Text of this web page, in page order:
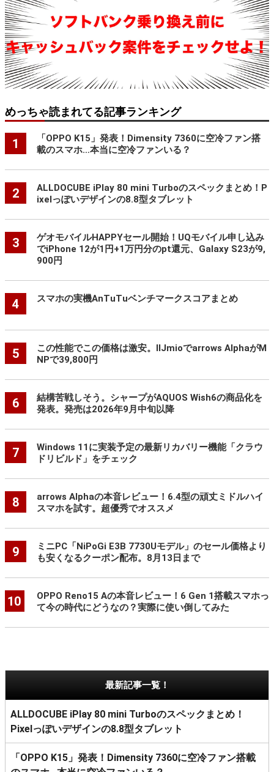
めっちゃ読まれてる記事ランキング
1
「OPPO K15」発表！Dimensity 7360に空冷ファン搭
載のスマホ…本当に空冷ファンいる？
2
ALLDOCUBE iPlay 80 mini Turboのスペックまとめ！P
ixelっぽいデザインの8.8型タブレット
3
ゲオモバイルHAPPYセール開始！UQモバイル申し込み
でiPhone 12が1円+1万円分のpt還元、Galaxy S23が9,
900円
4 スマホの実機AnTuTuベンチマークスコアまとめ
5
この性能でこの価格は激安。IIJmioでarrows AlphaがM
NPで39,800円
6
結構苦戦しそう。シャープがAQUOS Wish6の商品化を
発表。発売は2026年9月中旬以降
7
Windows 11に実装予定の最新リカバリー機能「クラウ
ドリビルド」をチェック
8
arrows Alphaの本音レビュー！6.4型の頑丈ミドルハイ
スマホを試す。超優秀でオススメ
9
ミニPC「NiPoGi E3B 7730Uモデル」のセール価格より
も安くなるクーポン配布。8月13日まで
10
OPPO Reno15 Aの本音レビュー！6 Gen 1搭載スマホっ
て今の時代にどうなの？実際に使い倒してみた
最新記事一覧！
ALLDOCUBE iPlay 80 mini Turboのスペックまとめ！
Pixelっぽいデザインの8.8型タブレット
「OPPO K15」発表！Dimensity 7360に空冷ファン搭載